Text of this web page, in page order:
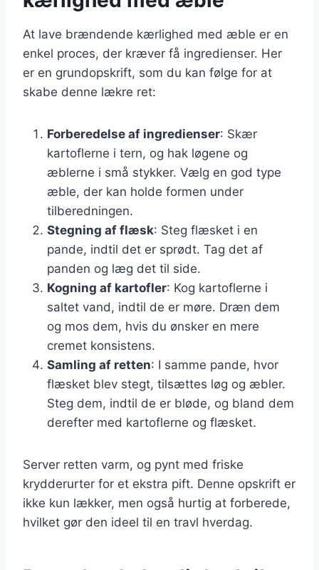
At lave brændende kærlighed med æble er en
enkel proces, der kræver få ingredienser. Her
er en grundopskrift, som du kan følge for at
skabe denne lækre ret:
Forberedelse af ingredienser: Skær
kartoflerne i tern, og hak løgene og
æblerne i små stykker. Vælg en god type
æble, der kan holde formen under
tilberedningen.
Stegning af flæsk: Steg flæsket i en
pande, indtil det er sprødt. Tag det af
panden og læg det til side.
Kogning af kartofler: Kog kartoflerne i
saltet vand, indtil de er møre. Dræn dem
og mos dem, hvis du ønsker en mere
cremet konsistens.
Samling af retten: I samme pande, hvor
flæsket blev stegt, tilsættes løg og æbler.
Steg dem, indtil de er bløde, og bland dem
derefter med kartoflerne og flæsket.
Server retten varm, og pynt med friske
krydderurter for et ekstra pift. Denne opskrift er
ikke kun lækker, men også hurtig at forberede,
hvilket gør den ideel til en travl hverdag.